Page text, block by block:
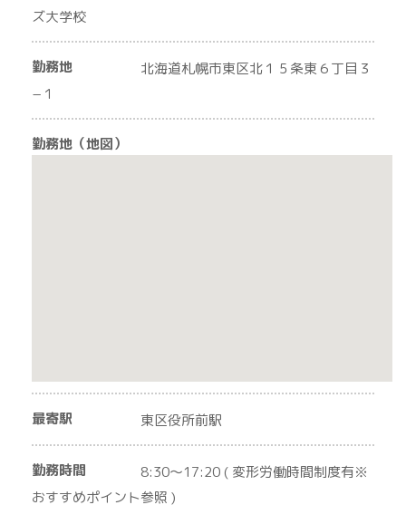
ズ大学校
勤務地
北海道札幌市東区北１５条東６丁目３
−１
勤務地（地図）
最寄駅 東区役所前駅
勤務時間
8:30〜17:20 ( 変形労働時間制度有※
おすすめポイント参照 )